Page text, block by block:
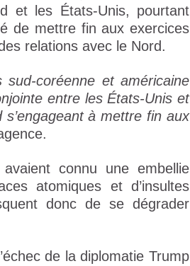
et les États-Unis, pourtant
de mettre fin aux exercices
relations avec le Nord.
coréenne et américaine
entre les États-Unis et
à mettre fin aux
connu une embellie
atomiques et d’insultes
donc de se dégrader
de la diplomatie Trump